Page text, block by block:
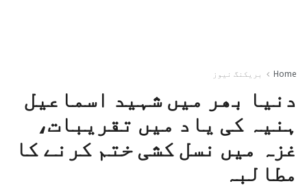
Home بریکنگ نیوز
دنیا بھر میں شہید اسماعیل
ہنیہ کی یاد میں تقریبات،
غزہ میں نسل کشی ختم کرنے کا
مطالبہ